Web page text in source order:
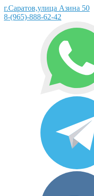
г.Саратов,улица Азина 50
8-(965)-888-62-42